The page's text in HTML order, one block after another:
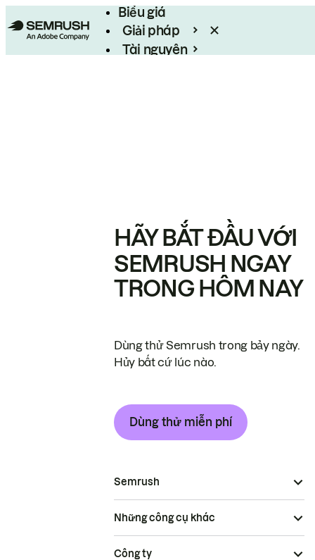
Biểu giá
Giải pháp
Tài nguyên
HÃY BẮT ĐẦU VỚI
SEMRUSH NGAY
TRONG HÔM NAY
Dùng thử Semrush trong bảy ngày.
Hủy bất cứ lúc nào.
Dùng thử miễn phí
Semrush
Những công cụ khác
Công ty